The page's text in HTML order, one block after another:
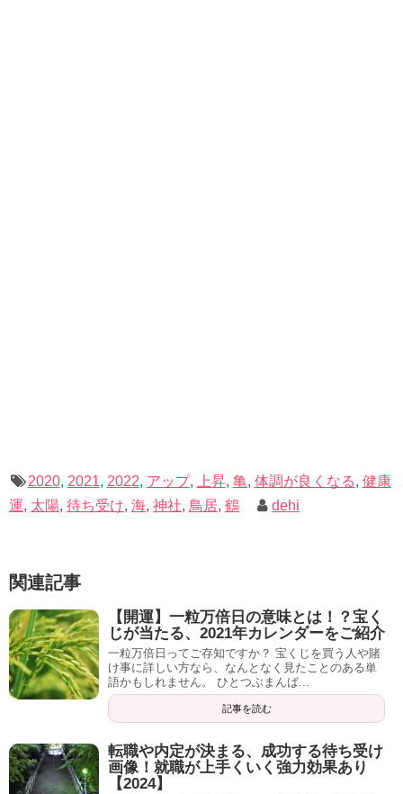
2020, 2021, 2022, アップ, 上昇, 亀, 体調が良くなる, 健康
運, 太陽, 待ち受け, 海, 神社, 鳥居, 鶴 dehi
関連記事
【開運】一粒万倍日の意味とは！？宝く
じが当たる、2021年カレンダーをご紹介
一粒万倍日ってご存知ですか？ 宝くじを買う人や賭
け事に詳しい方なら、なんとなく見たことのある単
語かもしれません。 ひとつぶまんば...
記事を読む
転職や内定が決まる、成功する待ち受け
画像！就職が上手くいく強力効果あり
【2024】